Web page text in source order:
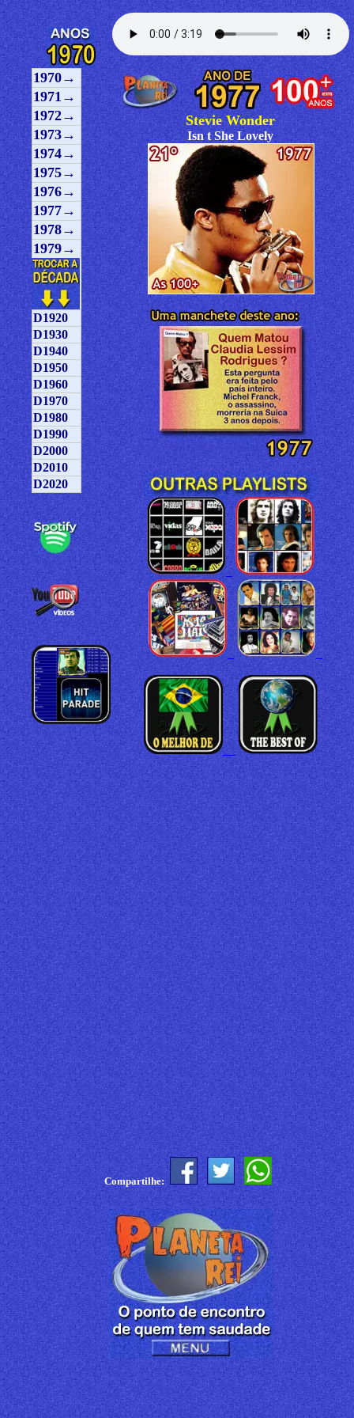
1970→
1971→
1972→
1973→
1974→
1975→
1976→
1977→
1978→
1979→
D1920
D1930
D1940
D1950
D1960
D1970
D1980
D1990
D2000
D2010
D2020
Stevie Wonder
Isn t She Lovely
Compartilhe: